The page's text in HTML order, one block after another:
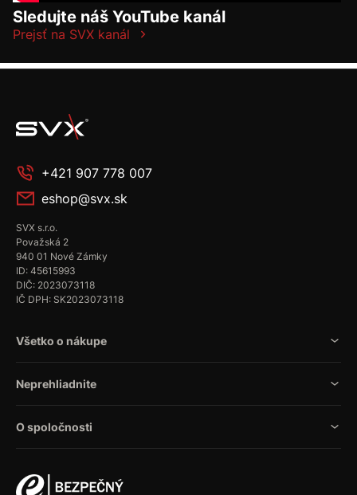
Sledujte náš YouTube kanál
Prejsť na SVX kanál
+421 907 778 007
eshop@svx.sk
SVX s.r.o.
Považská 2
940 01 Nové Zámky
ID: 45615993
DIČ: 2023073118
IČ DPH: SK2023073118
Všetko o nákupe
Neprehliadnite
O spoločnosti